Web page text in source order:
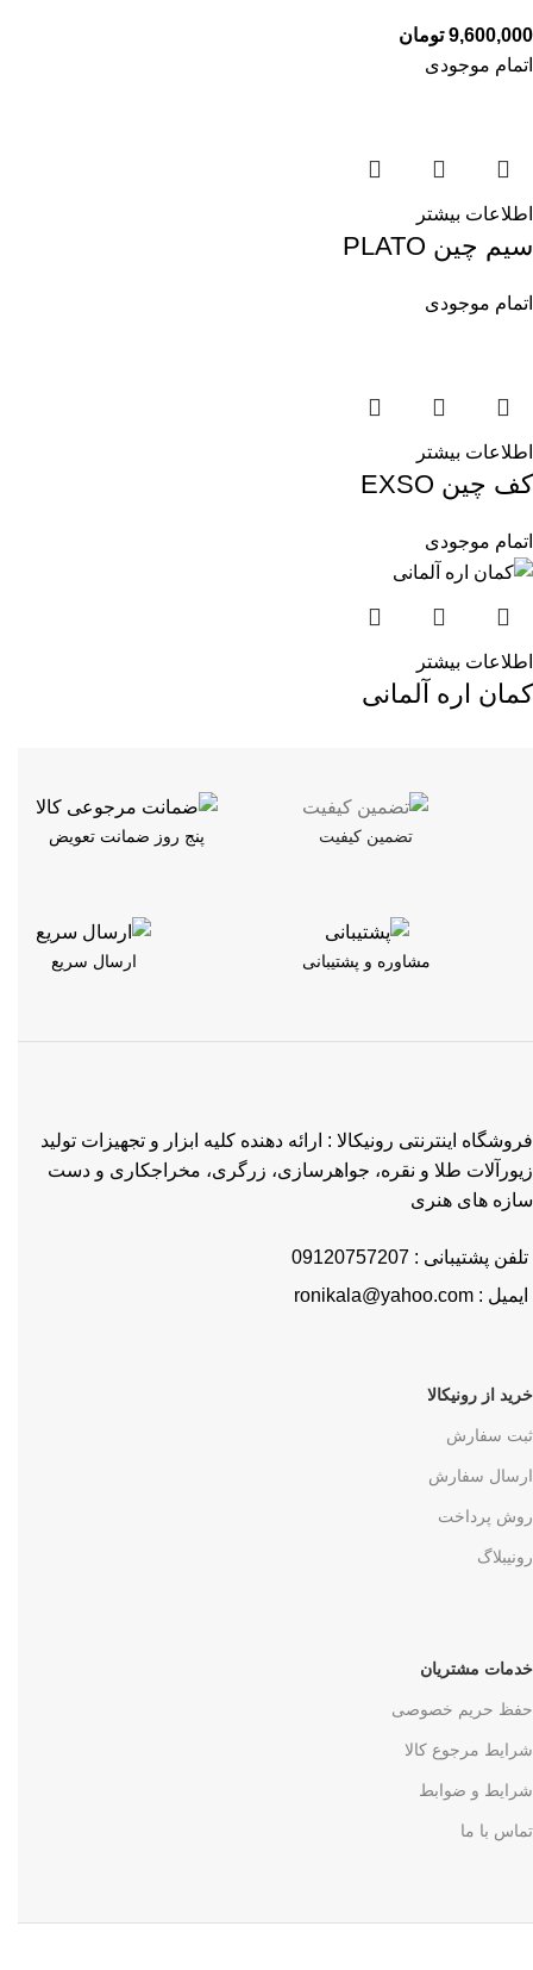
9,600,000 تومان
اتمام موجودی
اطلاعات بیشتر
سیم چین PLATO
اتمام موجودی
اطلاعات بیشتر
کف چین EXSO
اتمام موجودی
اطلاعات بیشتر
کمان اره آلمانی
تضمین کیفیت پنج روز ضمانت تعویض
مشاوره و پشتیبانی ارسال سریع
فروشگاه اینترنتی رونیکالا : ارائه دهنده کلیه ابزار و تجهیزات تولید
زیورآلات طلا و نقره، جواهرسازی، زرگری، مخراجکاری و دست
سازه های هنری
تلفن پشتیبانی : 09120757207
ایمیل : ronikala@yahoo.com
خرید از رونیکالا
ثبت سفارش
ارسال سفارش
روش پرداخت
رونیبلاگ
خدمات مشتریان
حفظ حریم خصوصی
شرایط مرجوع کالا
شرایط و ضوابط
تماس با ما